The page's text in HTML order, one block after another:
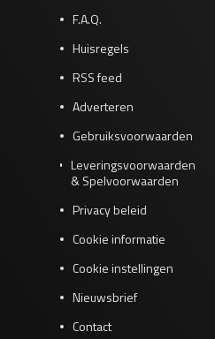
F.A.Q.
Huisregels
RSS feed
Adverteren
Gebruiksvoorwaarden
Leveringsvoorwaarden
& Spelvoorwaarden
Privacy beleid
Cookie informatie
Cookie instellingen
Nieuwsbrief
Contact